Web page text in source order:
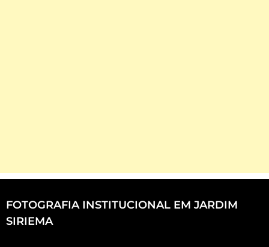
FOTOGRAFIA INSTITUCIONAL EM JARDIM
SIRIEMA